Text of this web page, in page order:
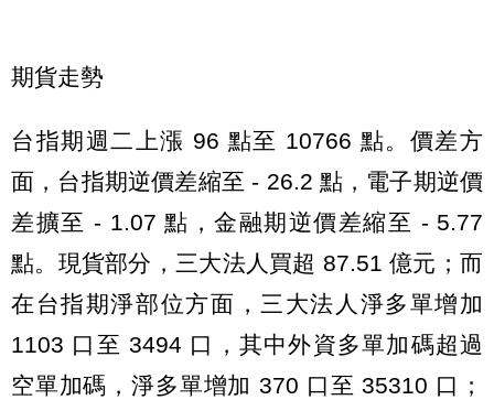
期貨走勢
台指期週二上漲 96 點至 10766 點。價差方
面，台指期逆價差縮至 - 26.2 點，電子期逆價
差擴至 - 1.07 點，金融期逆價差縮至 - 5.77
點。現貨部分，三大法人買超 87.51 億元；而
在台指期淨部位方面，三大法人淨多單增加
1103 口至 3494 口，其中外資多單加碼超過
空單加碼，淨多單增加 370 口至 35310 口；